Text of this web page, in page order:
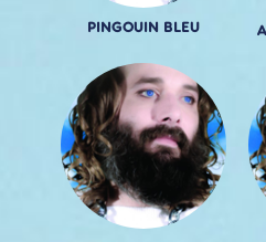
PINGOUIN BLEU